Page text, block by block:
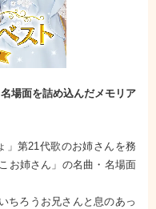
場面を詰め込んだメモリア
」第21代歌のお姉さんを務
お姉さん」の名曲・名場面
ちろうお兄さんと息のあっ